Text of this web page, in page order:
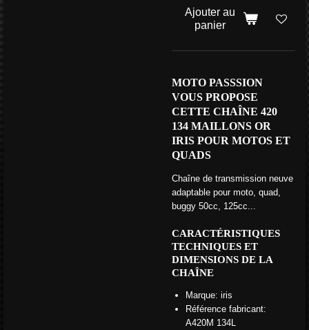
Ajouter au
panier
MOTO PASSSION
VOUS PROPOSE
CETTE CHAÎNE 420
134 MAILLONS OR
IRIS POUR MOTOS ET
QUADS
Chaîne de transmission neuve
adaptable pour moto, quad,
buggy 50cc, 125cc...
CARACTÉRISTIQUES
TECHNIQUES ET
DIMENSIONS DE LA
CHAÎNE
Marque: iris
Référence fabricant:
A420M 134L